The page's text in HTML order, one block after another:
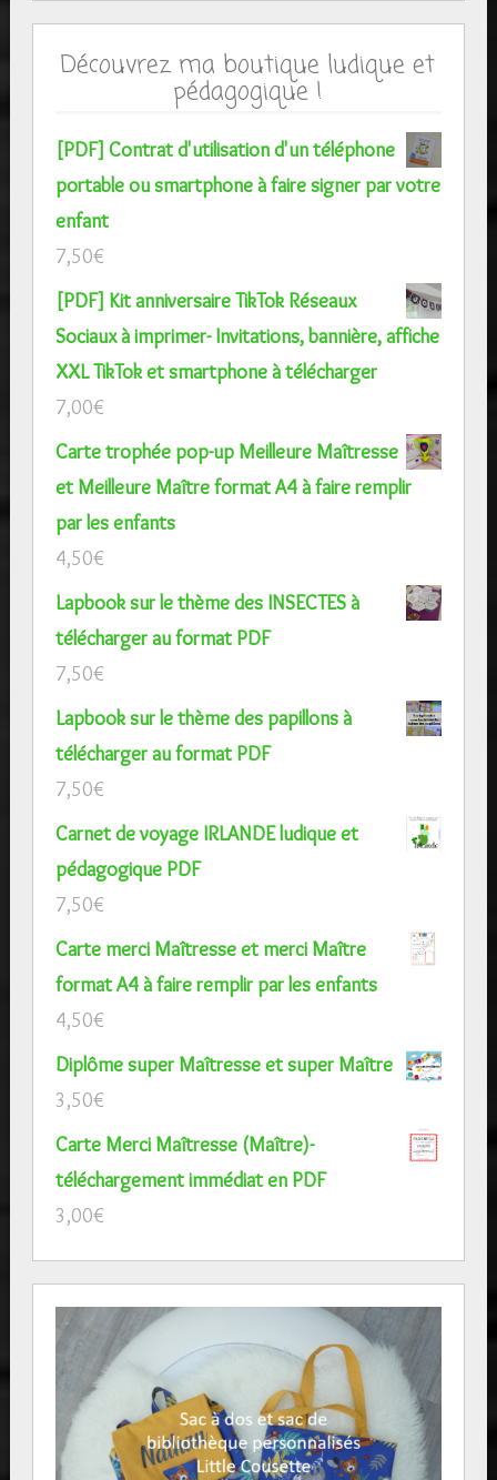
Découvrez ma boutique ludique et
pédagogique !
[PDF] Contrat d'utilisation d'un téléphone
portable ou smartphone à faire signer par votre
enfant
7,50€
[PDF] Kit anniversaire TikTok Réseaux
Sociaux à imprimer- Invitations, bannière, affiche
XXL TikTok et smartphone à télécharger
7,00€
Carte trophée pop-up Meilleure Maîtresse
et Meilleure Maître format A4 à faire remplir
par les enfants
4,50€
Lapbook sur le thème des INSECTES à
télécharger au format PDF
7,50€
Lapbook sur le thème des papillons à
télécharger au format PDF
7,50€
Carnet de voyage IRLANDE ludique et
pédagogique PDF
7,50€
Carte merci Maîtresse et merci Maître
format A4 à faire remplir par les enfants
4,50€
Diplôme super Maîtresse et super Maître
3,50€
Carte Merci Maîtresse (Maître)-
téléchargement immédiat en PDF
3,00€